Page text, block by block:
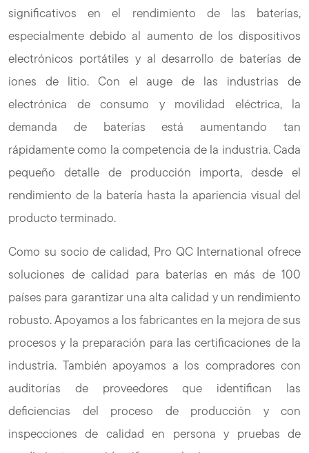
significativos en el rendimiento de las baterías,
especialmente debido al aumento de los dispositivos
electrónicos portátiles y al desarrollo de baterías de
iones de litio. Con el auge de las industrias de
electrónica de consumo y movilidad eléctrica, la
demanda de baterías está aumentando tan
rápidamente como la competencia de la industria. Cada
pequeño detalle de producción importa, desde el
rendimiento de la batería hasta la apariencia visual del
producto terminado.
Como su socio de calidad, Pro QC International ofrece
soluciones de calidad para baterías en más de 100
países para garantizar una alta calidad y un rendimiento
robusto. Apoyamos a los fabricantes en la mejora de sus
procesos y la preparación para las certificaciones de la
industria. También apoyamos a los compradores con
auditorías de proveedores que identifican las
deficiencias del proceso de producción y con
inspecciones de calidad en persona y pruebas de